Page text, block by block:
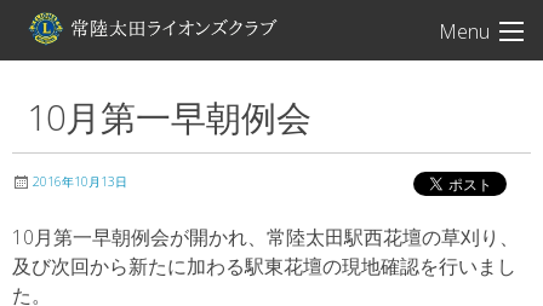
Menu
常陸太田ライオン
10月第一早朝例会
2016年10月13日
10月第一早朝例会が開かれ、常陸太田駅西花壇の草刈り、
及び次回から新たに加わる駅東花壇の現地確認を行いまし
た。